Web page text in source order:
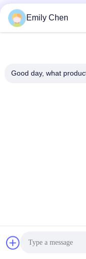
Shanghai Chuanglv
Emily Chen
Good day, what